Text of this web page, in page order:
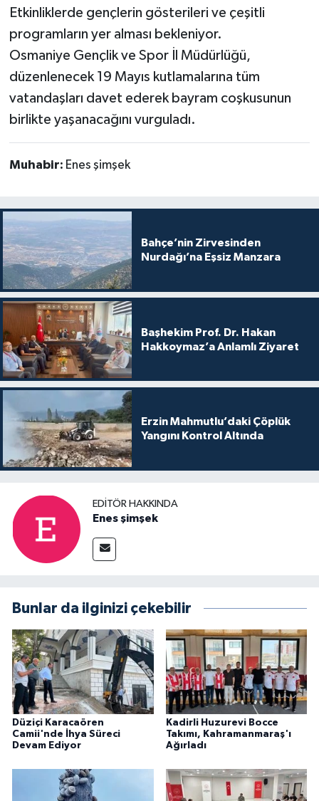
Etkinliklerde gençlerin gösterileri ve çeşitli
programların yer alması bekleniyor.
Osmaniye Gençlik ve Spor İl Müdürlüğü,
düzenlenecek 19 Mayıs kutlamalarına tüm
vatandaşları davet ederek bayram coşkusunun
birlikte yaşanacağını vurguladı.
Muhabir: Enes şimşek
Bahçe’nin Zirvesinden
Nurdağı’na Eşsiz Manzara
Başhekim Prof. Dr. Hakan
Hakkoymaz’a Anlamlı Ziyaret
Erzin Mahmutlu’daki Çöplük
Yangını Kontrol Altında
EDITÖR HAKKINDA
Enes şimşek
Bunlar da ilginizi çekebilir
Düziçi Karacaören
Camii'nde İhya Süreci
Devam Ediyor
Kadirli Huzurevi Bocce
Takımı, Kahramanmaraş'ı
Ağırladı